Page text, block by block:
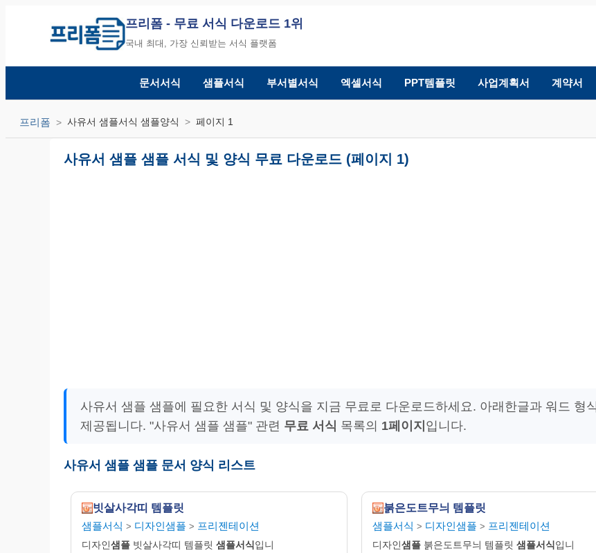
프리폼 - 무료 서식 다운로드 1위
국내 최대, 가장 신뢰받는 서식 플랫폼
문서서식 샘플서식 부서별서식 엑셀서식 PPT템플릿 사업계획서 계약서
프리폼 사유서 샘플서식 샘플양식 페이지 1
사유서 샘플 샘플 서식 및 양식 무료 다운로드 (페이지 1)
사유서 샘플 샘플에 필요한 서식 및 양식을 지금 무료로 다운로드하세요. 아래한글과 워드 형
제공됩니다. "사유서 샘플 샘플" 관련 무료 서식 목록의 1페이지 입니다.
사유서 샘플 샘플 문서 양식 리스트
빗살사각띠 템플릿
샘플서식 > 디자인샘플 > 프리젠테이션
디자인샘플 빗살사각띠 템플릿 샘플서식입니
붉은도트무늬 템플릿
샘플서식 > 디자인샘플 > 프리젠테이션
디자인샘플 붉은도트무늬 템플릿 샘플서식입니